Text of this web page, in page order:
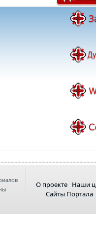
О проекте Наши
Сайты Портала